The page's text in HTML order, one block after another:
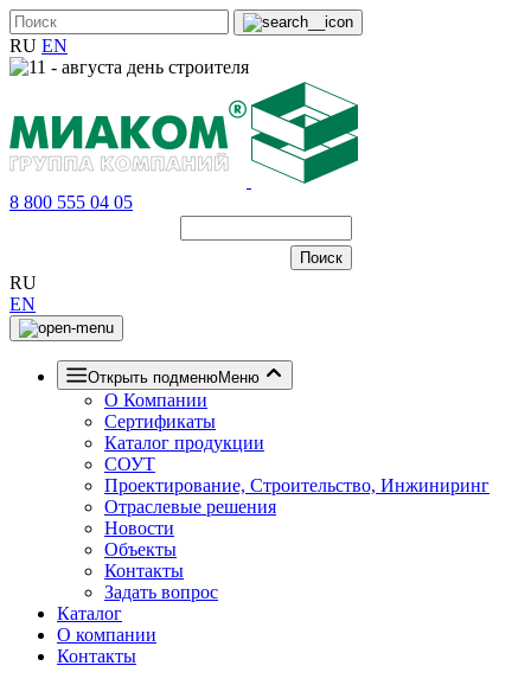
RU EN
8 800 555 04 05
RU
EN
Открыть подменюМеню
О Компании
Сертификаты
Каталог продукции
СОУТ
Проектирование, Строительство, Инжиниринг
Отраслевые решения
Новости
Объекты
Контакты
Задать вопрос
Каталог
О компании
Контакты